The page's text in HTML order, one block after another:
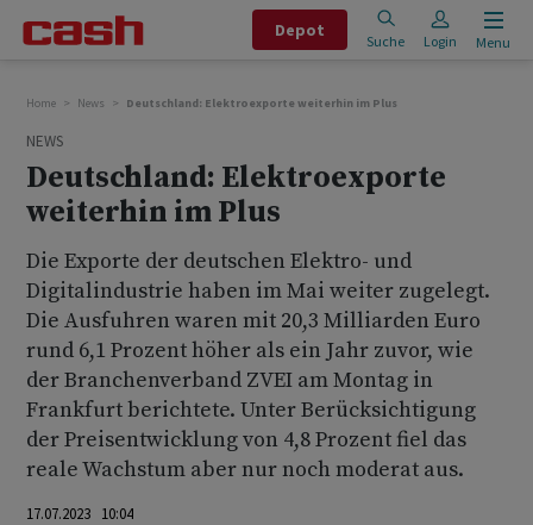
Depot
Suche Login Menu
Home News Deutschland: Elektroexporte weiterhin im Plus
NEWS
Deutschland: Elektroexporte
weiterhin im Plus
Die Exporte der deutschen Elektro- und
Digitalindustrie haben im Mai weiter zugelegt.
Die Ausfuhren waren mit 20,3 Milliarden Euro
rund 6,1 Prozent höher als ein Jahr zuvor, wie
der Branchenverband ZVEI am Montag in
Frankfurt berichtete. Unter Berücksichtigung
der Preisentwicklung von 4,8 Prozent fiel das
reale Wachstum aber nur noch moderat aus.
17.07.2023 10:04